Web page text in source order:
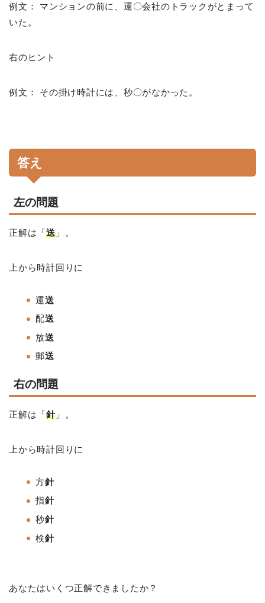
例文： マンションの前に、運〇会社のトラックがとまって
いた。
右のヒント
例文： その掛け時計には、秒〇がなかった。
答え
左の問題
正解は「送」。
上から時計回りに
運送
配送
放送
郵送
右の問題
正解は「針」。
上から時計回りに
方針
指針
秒針
検針
あなたはいくつ正解できましたか？